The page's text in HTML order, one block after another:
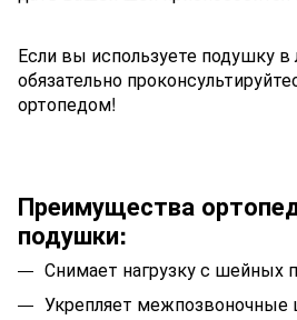
Если вы используете подушку в
обязательно
ортопедом!
Преимущества
подушки:
Снимает нагрузку с шейных
Укрепляет